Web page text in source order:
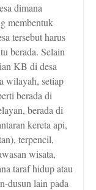
dimana
membentuk
tersebut harus
berada. Selain
KB di desa
wilayah, setiap
berada di
berada di
kereta api,
terpencil,
wisata,
taraf hidup atau
dusun lain pada